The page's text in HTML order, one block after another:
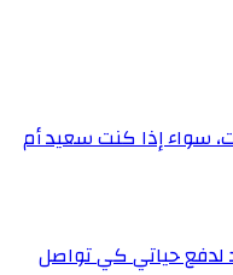
سواء إذا كنت سعيد أم
حياتي كي تواصل